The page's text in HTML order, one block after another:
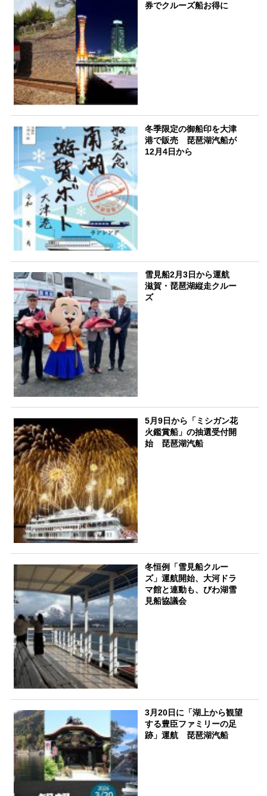
券でクルーズ船お得に
冬季限定の御船印を大津
港で販売 琵琶湖汽船が
12月4日から
雪見船2月3日から運航
滋賀・琵琶湖縦走クルー
ズ
5月9日から「ミシガン花
火鑑賞船」の抽選受付開
始 琵琶湖汽船
冬恒例「雪見船クルー
ズ」運航開始、大河ドラ
マ館と連動も、びわ湖雪
見船協議会
3月20日に「湖上から観望
する豊臣ファミリーの足
跡」運航 琵琶湖汽船